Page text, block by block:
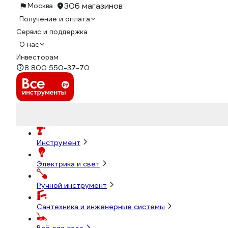
Москва 306 магазинов
Получение и оплата
Сервис и поддержка
О нас
Инвесторам
8 800 550-37-70
Инструмент
Электрика и свет
Ручной инструмент
Сантехника и инженерные системы